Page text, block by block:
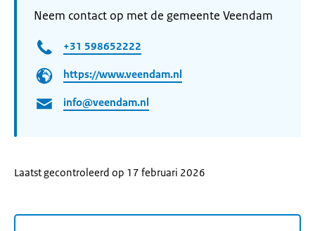
Neem contact op met de gemeente Veendam
+31 598652222
https://www.veendam.nl
info@veendam.nl
Laatst gecontroleerd op 17 februari 2026